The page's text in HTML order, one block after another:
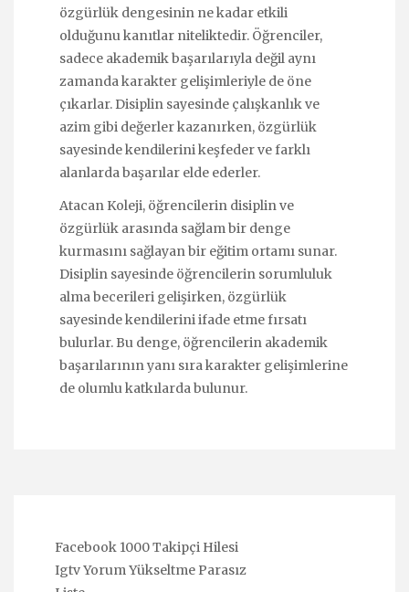
özgürlük dengesinin ne kadar etkili
olduğunu kanıtlar niteliktedir. Öğrenciler,
sadece akademik başarılarıyla değil aynı
zamanda karakter gelişimleriyle de öne
çıkarlar. Disiplin sayesinde çalışkanlık ve
azim gibi değerler kazanırken, özgürlük
sayesinde kendilerini keşfeder ve farklı
alanlarda başarılar elde ederler.
Atacan Koleji, öğrencilerin disiplin ve
özgürlük arasında sağlam bir denge
kurmasını sağlayan bir eğitim ortamı sunar.
Disiplin sayesinde öğrencilerin sorumluluk
alma becerileri gelişirken, özgürlük
sayesinde kendilerini ifade etme fırsatı
bulurlar. Bu denge, öğrencilerin akademik
başarılarının yanı sıra karakter gelişimlerine
de olumlu katkılarda bulunur.
Facebook 1000 Takipçi Hilesi
Igtv Yorum Yükseltme Parasız